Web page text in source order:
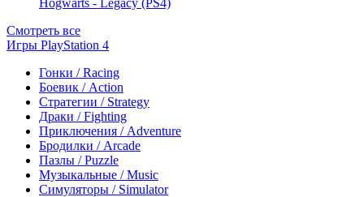
Hogwarts - Legacy (PS4)
Смотреть все
Игры PlayStation 4
Гонки / Racing
Боевик / Action
Стратегии / Strategy
Драки / Fighting
Приключения / Adventure
Бродилки / Arcade
Пазлы / Puzzle
Музыкальные / Music
Симуляторы / Simulator